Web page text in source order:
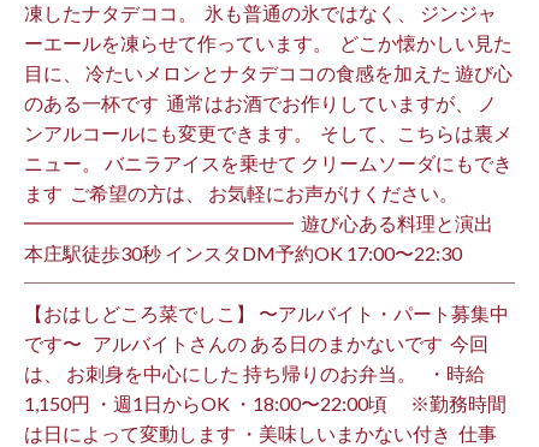
凍したナタデココ。 ⁡ 氷も普通の氷ではなく、 ジンジャ
ーエールを凍らせて作っています。 ⁡ どこか懐かしい見た
目に、 冷たいメロンとナタデココの食感を加えた 遊び心
のある一杯です ⁡ 通常はお酒でお作りしていますが、 ノ
ンアルコールにも変更できます。 ⁡ そして、こちらは裏メ
ニュー。 バニラアイスを乗せて クリームソーダにもでき
ます ⁡ ご希望の方は、 お気軽にお声がけください。 ⁡
━━━━━━━━━━━━━━ ⁡ 遊び心ある料理と演出
本庄駅徒歩30秒 インスタDM予約OK 17:00〜22:30 ⁡
【おはしどころ菜でしこ】 〜アルバイト・パート募集中
です〜 ⁡ ⁡ アルバイトさんの ある日のまかないです ⁡ 今回
は、 お刺身を中心にした 持ち帰りのお弁当。 ⁡ ⁡ ・時給
1,150円 ・週1日からOK ・18:00〜22:00頃 ※勤務時間
は日によって変動します ・美味しいまかない付き ⁡ 仕事